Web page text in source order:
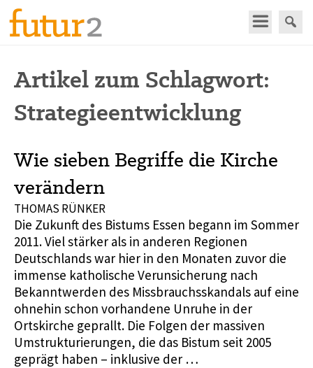
Artikel zum Schlagwort:
Strategieentwicklung
Wie sieben Begriffe die Kirche
verändern
THOMAS RÜNKER
Die Zukunft des Bistums Essen begann im Sommer
2011. Viel stärker als in anderen Regionen
Deutschlands war hier in den Monaten zuvor die
immense katholische Verunsicherung nach
Bekanntwerden des Missbrauchsskandals auf eine
ohnehin schon vorhandene Unruhe in der
Ortskirche geprallt. Die Folgen der massiven
Umstrukturierungen, die das Bistum seit 2005
geprägt haben – inklusive der …